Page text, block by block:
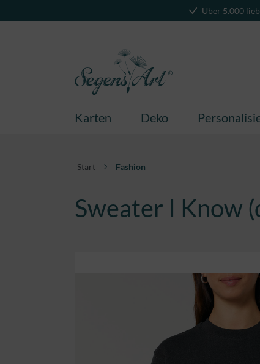
Über 5.000
Karten Deko
Start Fashion
Sweater I Know